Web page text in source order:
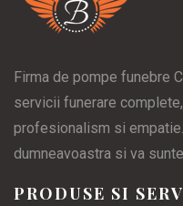
Firma de pompe funebre
servicii funerare
profesionalism si
dumneavoastra si va
PRODUSE SI